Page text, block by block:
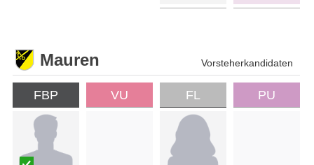
Mauren Vorsteherkandidaten
FBP VU FL PU